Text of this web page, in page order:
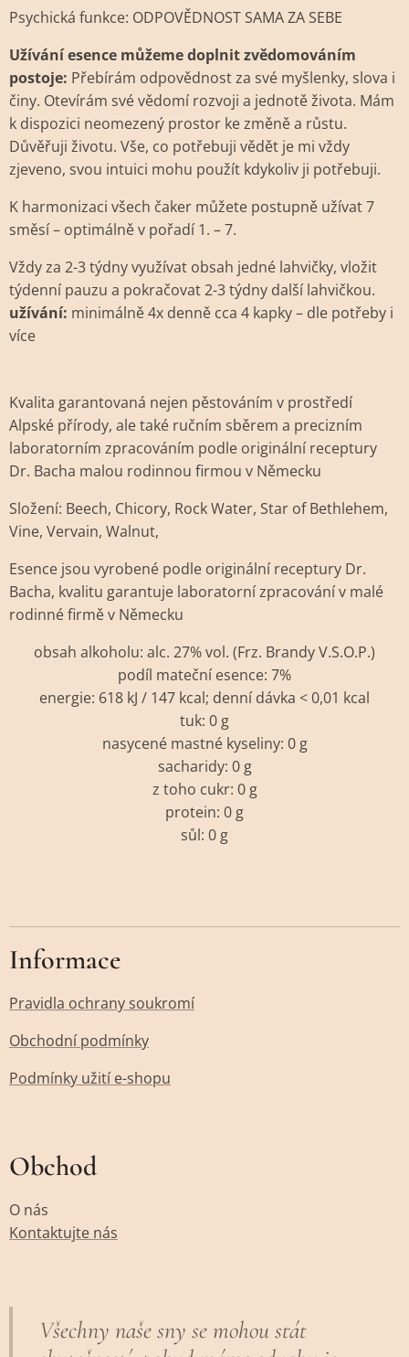
Psychická funkce: ODPOVĚDNOST SAMA ZA SEBE
Užívání esence můžeme doplnit zvědomováním
postoje: Přebírám odpovědnost za své myšlenky, slova i
činy. Otevírám své vědomí rozvoji a jednotě života. Mám
k dispozici neomezený prostor ke změně a růstu.
Důvěřuji životu. Vše, co potřebuji vědět je mi vždy
zjeveno, svou intuici mohu použít kdykoliv ji potřebuji.
K harmonizaci všech čaker můžete postupně užívat 7
směsí – optimálně v pořadí 1. – 7.
Vždy za 2-3 týdny využívat obsah jedné lahvičky, vložit
týdenní pauzu a pokračovat 2-3 týdny další lahvičkou.
užívání: minimálně 4x denně cca 4 kapky – dle potřeby i
více
Kvalita garantovaná nejen pěstováním v prostředí
Alpské přírody, ale také ručním sběrem a precizním
laboratorním zpracováním podle originální receptury
Dr. Bacha malou rodinnou firmou v Německu
Složení: Beech, Chicory, Rock Water, Star of Bethlehem,
Vine, Vervain, Walnut,
Esence jsou vyrobené podle originální receptury Dr.
Bacha, kvalitu garantuje laboratorní zpracování v malé
rodinné firmě v Německu
obsah alkoholu: alc. 27% vol. (Frz. Brandy V.S.O.P.)
podíl mateční esence: 7%
energie: 618 kJ / 147 kcal; denní dávka < 0,01 kcal
tuk: 0 g
nasycené mastné kyseliny: 0 g
sacharidy: 0 g
z toho cukr: 0 g
protein: 0 g
sůl: 0 g
Informace
Pravidla ochrany soukromí
Obchodní podmínky
Podmínky užití e-shopu
Obchod
O nás
Kontaktujte nás
Všechny naše sny se mohou stát